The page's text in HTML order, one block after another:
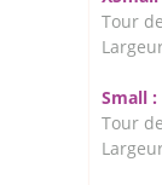
Tour
Small :
Tour